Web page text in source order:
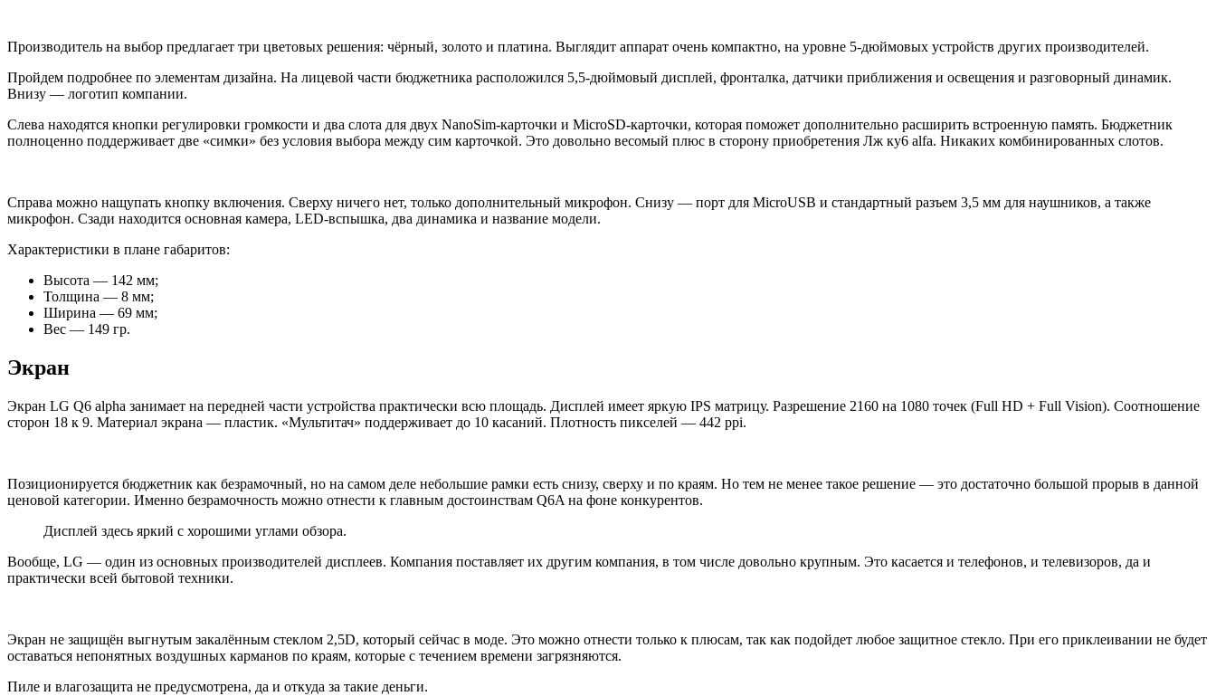
Производитель на выбор предлагает три цветовых решения: чёрный, золото и платина. Выглядит аппарат очень компактно, на уровне 5-дюймовых устройств других производителей.
Пройдем подробнее по элементам дизайна. На лицевой части бюджетника расположился 5,5-дюймовый дисплей, фронталка, датчики приближения и освещения и разговорный динамик.
Внизу — логотип компании.
Слева находятся кнопки регулировки громкости и два слота для двух NanoSim-карточки и MicroSD-карточки, которая поможет дополнительно расширить встроенную память. Бюджетник
полноценно поддерживает две «симки» без условия выбора между сим карточкой. Это довольно весомый плюс в сторону приобретения Лж ку6 alfa. Никаких комбинированных слотов.
Справа можно нащупать кнопку включения. Сверху ничего нет, только дополнительный микрофон. Снизу — порт для MicroUSB и стандартный разъем 3,5 мм для наушников, а также
микрофон. Сзади находится основная камера, LED-вспышка, два динамика и название модели.
Характеристики в плане габаритов:
Высота — 142 мм;
Толщина — 8 мм;
Ширина — 69 мм;
Вес — 149 гр.
Экран
Экран LG Q6 alpha занимает на передней части устройства практически всю площадь. Дисплей имеет яркую IPS матрицу. Разрешение 2160 на 1080 точек (Full HD + Full Vision). Соотношение
сторон 18 к 9. Материал экрана — пластик. «Мультитач» поддерживает до 10 касаний. Плотность пикселей — 442 ppi.
Позиционируется бюджетник как безрамочный, но на самом деле небольшие рамки есть снизу, сверху и по краям. Но тем не менее такое решение — это достаточно большой прорыв в данной
ценовой категории. Именно безрамочность можно отнести к главным достоинствам Q6A на фоне конкурентов.
Дисплей здесь яркий с хорошими углами обзора.
Вообще, LG — один из основных производителей дисплеев. Компания поставляет их другим компания, в том числе довольно крупным. Это касается и телефонов, и телевизоров, да и
практически всей бытовой техники.
Экран не защищён выгнутым закалённым стеклом 2,5D, который сейчас в моде. Это можно отнести только к плюсам, так как подойдет любое защитное стекло. При его приклеивании не будет
оставаться непонятных воздушных карманов по краям, которые с течением времени загрязняются.
Пиле и влагозащита не предусмотрена, да и откуда за такие деньги.